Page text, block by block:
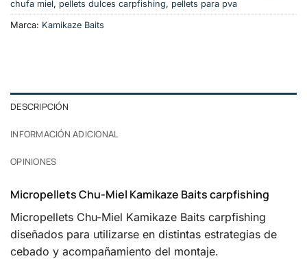
chufa miel, pellets dulces carpfishing, pellets para pva
Marca: Kamikaze Baits
DESCRIPCIÓN
INFORMACIÓN ADICIONAL
OPINIONES
Micropellets Chu-Miel Kamikaze Baits carpfishing
Micropellets Chu-Miel Kamikaze Baits carpfishing
diseñados para utilizarse en distintas estrategias de
cebado y acompañamiento del montaje.